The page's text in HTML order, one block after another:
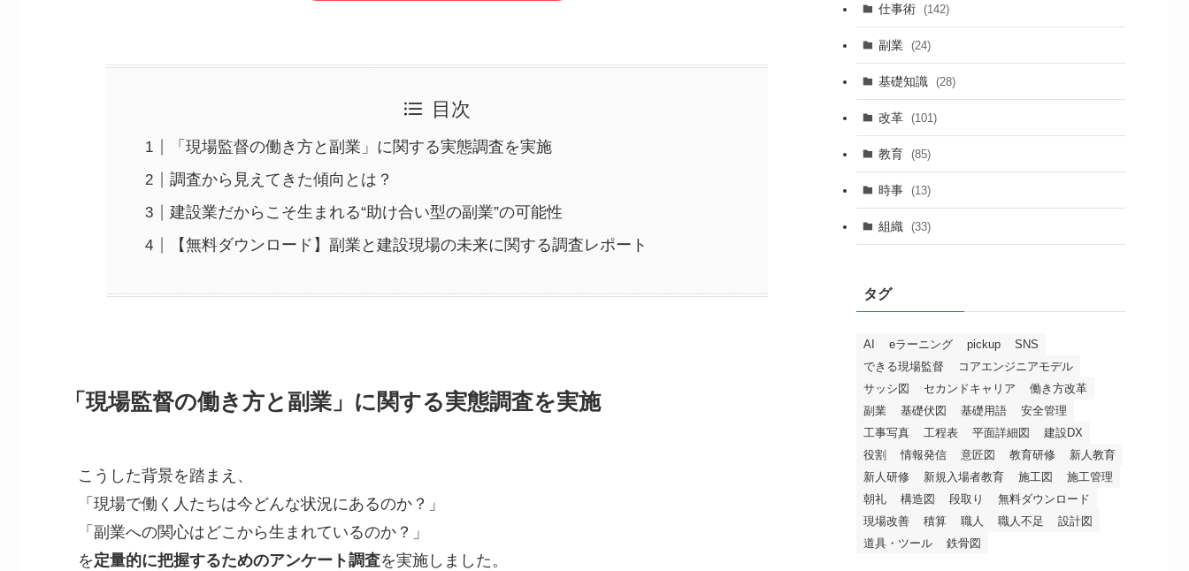
目次
「現場監督の働き方と副業」に関する実態調査を実施
調査から見えてきた傾向とは？
建設業だからこそ生まれる“助け合い型の副業”の可能性
【無料ダウンロード】副業と建設現場の未来に関する調査レポート
「現場監督の働き方と副業」に関する実態調査を実施
こうした背景を踏まえ、
「現場で働く人たちは今どんな状況にあるのか？」
「副業への関心はどこから生まれているのか？」
を定量的に把握するためのアンケート調査を実施しました。
仕事術 (142)
副業 (24)
基礎知識 (28)
改革 (101)
教育 (85)
時事 (13)
組織 (33)
タグ
AI eラーニング pickup
SNS
できる現場監督
コアエンジニアモデル
サッシ図
セカンドキャリア
働き方改革
副業
基礎伏図 基礎用語
安全管理
工事写真
工程表 平面詳細図
建設DX
役割
情報発信 意匠図 教育研修
新人教育
新人研修
新規入場者教育 施工図
施工管理
朝礼
構造図 段取り
無料ダウンロード
現場改善
積算 職人 職人不足
設計図
道具・ツール
鉄骨図